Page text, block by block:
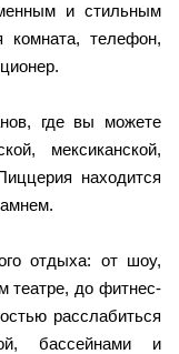
и стильным
комната, телефон,
где вы можете
мексиканской,
находится
отдыха: от шоу,
театре, до фитнес-
расслабиться
бассейнами и